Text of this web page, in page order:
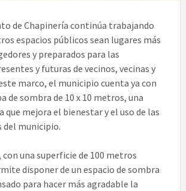
de Chapinería continúa trabajando
espacios públicos sean lugares más
y preparados para las
y futuras de vecinos, vecinas y
marco, el municipio cuenta ya con
de sombra de 10 x 10 metros, una
mejora el bienestar y el uso de las
del municipio.
una superficie de 100 metros
disponer de un espacio de sombra
para hacer más agradable la